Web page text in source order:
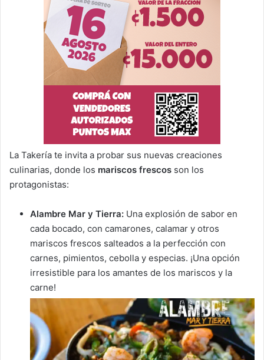
La Takería te invita a probar sus nuevas creaciones
culinarias, donde los mariscos frescos son los
protagonistas:
Alambre Mar y Tierra: Una explosión de sabor en
cada bocado, con camarones, calamar y otros
mariscos frescos salteados a la perfección con
carnes, pimientos, cebolla y especias. ¡Una opción
irresistible para los amantes de los mariscos y la
carne!